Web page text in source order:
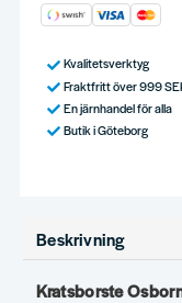
Kvalitetsverktyg
Fraktfritt över 999
En järnhandel för alla
Butik i Göteborg
Beskrivning
Kratsborste